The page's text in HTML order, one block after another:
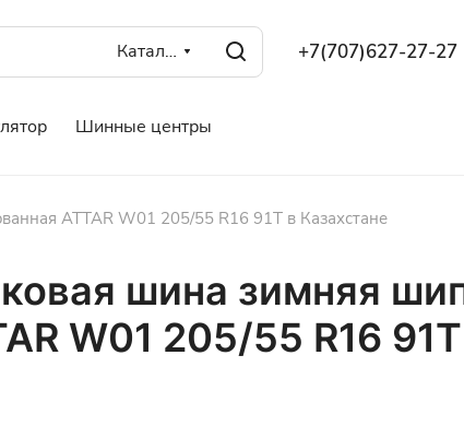
Каталог +7(707)627-27-27
Шинные центры
ATTAR W01 205/55 R16 91T в Казахстане
шина зимняя
W01 205/55 R16